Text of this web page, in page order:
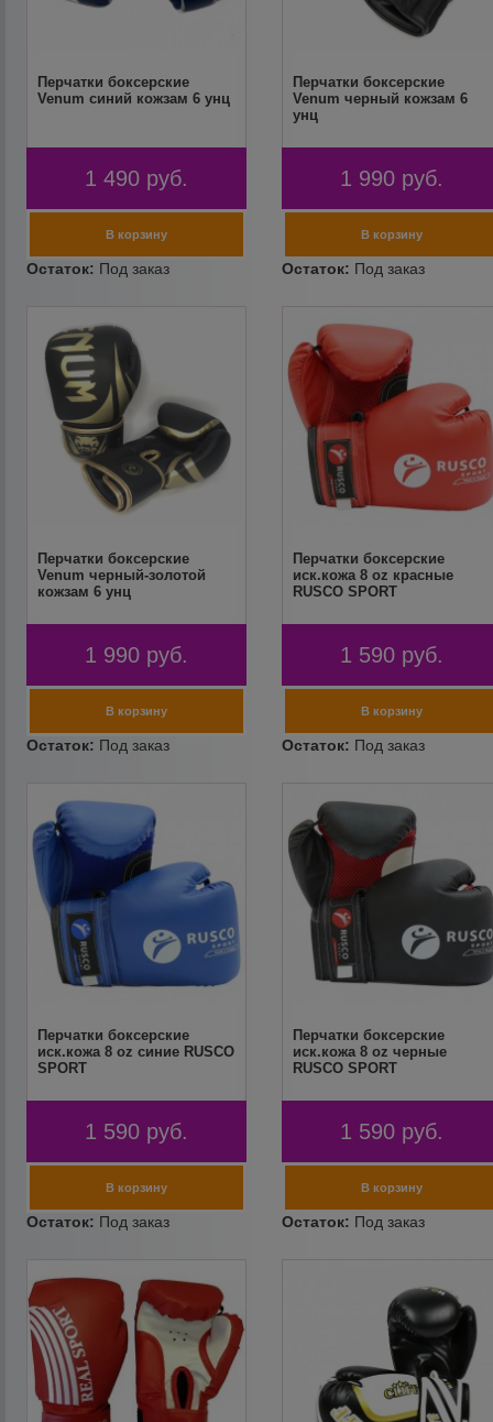
Перчатки боксерские
Venum синий кожзам 6 унц
1 490 руб.
Перчатки боксерские
Venum черный кожзам 6
унц
1 990 руб.
Перчатки боксерские
Venum черный-золотой
кожзам 6 унц
1 990 руб.
Перчатки боксерские
иск.кожа 8 oz красные
RUSCO SPORT
1 590 руб.
Перчатки боксерские
иск.кожа 8 oz синие RUSCO
SPORT
1 590 руб.
Перчатки боксерские
иск.кожа 8 oz черные
RUSCO SPORT
1 590 руб.